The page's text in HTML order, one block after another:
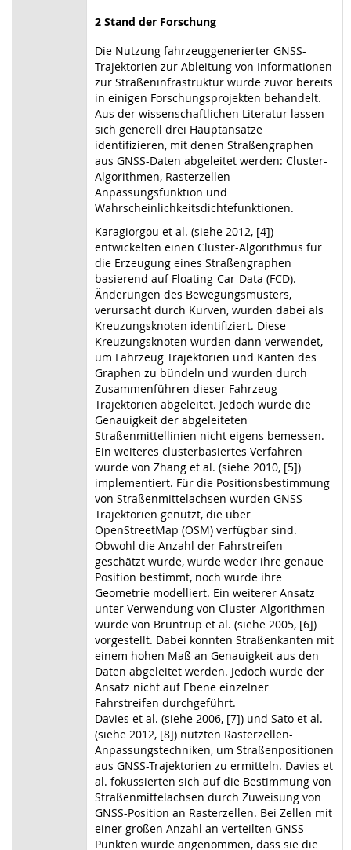
2 Stand der Forschung
Die Nutzung fahrzeuggenerierter GNSS-
Trajektorien zur Ableitung von Informationen
zur Straßeninfrastruktur wurde zuvor bereits
in einigen Forschungsprojekten behandelt.
Aus der wissenschaftlichen Literatur lassen
sich generell drei Hauptansätze
identifizieren, mit denen Straßengraphen
aus GNSS-Daten abgeleitet werden: Cluster-
Algorithmen, Rasterzellen-
Anpassungsfunktion und
Wahrscheinlichkeitsdichtefunktionen.
Karagiorgou et al. (siehe 2012, [4])
entwickelten einen Cluster-Algorithmus für
die Erzeugung eines Straßengraphen
basierend auf Floating-Car-Data (FCD).
Änderungen des Bewegungsmusters,
verursacht durch Kurven, wurden dabei als
Kreuzungsknoten identifiziert. Diese
Kreuzungsknoten wurden dann verwendet,
um Fahrzeug Trajektorien und Kanten des
Graphen zu bündeln und wurden durch
Zusammenführen dieser Fahrzeug
Trajektorien abgeleitet. Jedoch wurde die
Genauigkeit der abgeleiteten
Straßenmittellinien nicht eigens bemessen.
Ein weiteres clusterbasiertes Verfahren
wurde von Zhang et al. (siehe 2010, [5])
implementiert. Für die Positionsbestimmung
von Straßenmittelachsen wurden GNSS-
Trajektorien genutzt, die über
OpenStreetMap (OSM) verfügbar sind.
Obwohl die Anzahl der Fahrstreifen
geschätzt wurde, wurde weder ihre genaue
Position bestimmt, noch wurde ihre
Geometrie modelliert. Ein weiterer Ansatz
unter Verwendung von Cluster-Algorithmen
wurde von Brüntrup et al. (siehe 2005, [6])
vorgestellt. Dabei konnten Straßenkanten mit
einem hohen Maß an Genauigkeit aus den
Daten abgeleitet werden. Jedoch wurde der
Ansatz nicht auf Ebene einzelner
Fahrstreifen durchgeführt.
Davies et al. (siehe 2006, [7]) und Sato et al.
(siehe 2012, [8]) nutzten Rasterzellen-
Anpassungstechniken, um Straßenpositionen
aus GNSS-Trajektorien zu ermitteln. Davies et
al. fokussierten sich auf die Bestimmung von
Straßenmittelachsen durch Zuweisung von
GNSS-Position an Rasterzellen. Bei Zellen mit
einer großen Anzahl an verteilten GNSS-
Punkten wurde angenommen, dass sie die